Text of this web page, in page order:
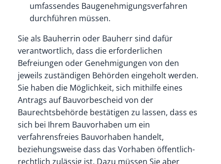
umfassendes Baugenehmigungsverfahren
durchführen müssen.
Sie als Bauherrin oder Bauherr sind dafür
verantwortlich, dass die erforderlichen
Befreiungen oder Genehmigungen von den
jeweils zuständigen Behörden eingeholt werden.
Sie haben die Möglichkeit, sich mithilfe eines
Antrags auf Bauvorbescheid von der
Baurechtsbehörde bestätigen zu lassen, dass es
sich bei Ihrem Bauvorhaben um ein
verfahrensfreies Bauvorhaben handelt,
beziehungsweise dass das Vorhaben öffentlich-
rechtlich zulässig ist. Dazu müssen Sie aber